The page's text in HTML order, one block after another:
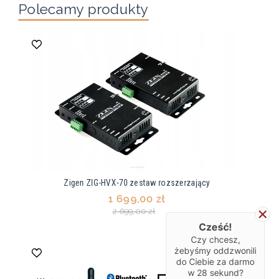
Polecamy produkty
Zigen ZIG-HVX-70 zestaw rozszerzający
1 699,00 zł
2 699,00 zł
Cześć!
Czy chcesz,
żebyśmy oddzwonili
do Ciebie za darmo
w 28 sekund?